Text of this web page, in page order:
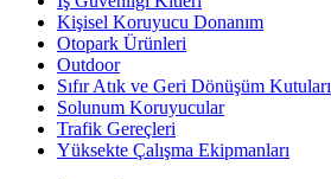
Kişisel Koruyucu Donanım
Otopark Ürünleri
Outdoor
Sıfır Atık ve Geri Dönüşüm Kutuları
Solunum Koruyucular
Trafik Gereçleri
Yüksekte Çalışma Ekipmanları